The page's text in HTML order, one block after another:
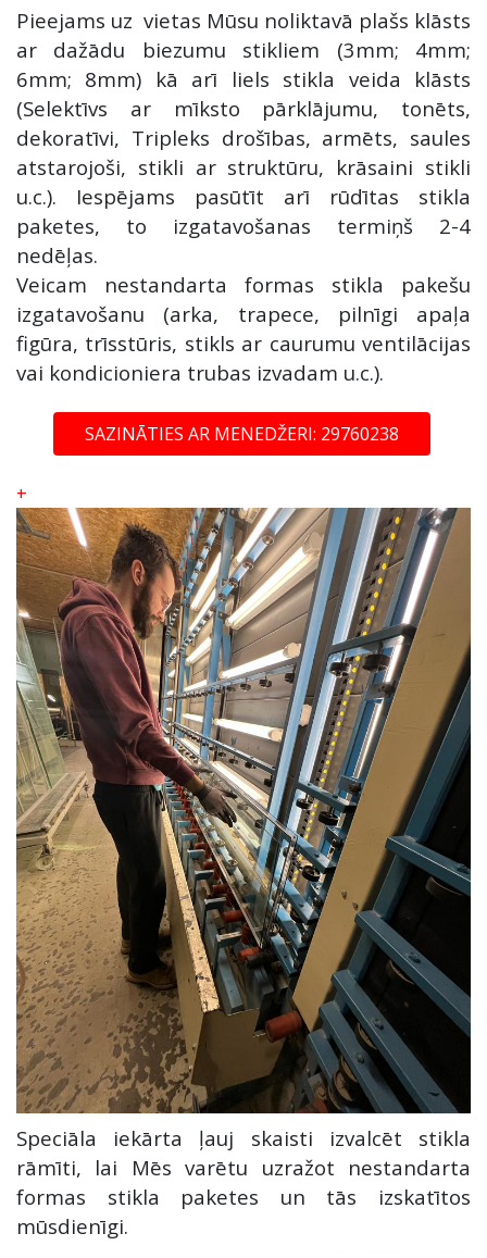
Pieejams uz vietas Mūsu noliktavā plašs klāsts
ar dažādu biezumu stikliem (3mm; 4mm;
6mm; 8mm) kā arī liels stikla veida klāsts
(Selektīvs ar mīksto pārklājumu, tonēts,
dekoratīvi, Tripleks drošības, armēts, saules
atstarojoši, stikli ar struktūru, krāsaini stikli
u.c.). Iespējams pasūtīt arī rūdītas stikla
paketes, to izgatavošanas termiņš 2-4
nedēļas.
Veicam nestandarta formas stikla pakešu
izgatavošanu (arka, trapece, pilnīgi apaļa
figūra, trīsstūris, stikls ar caurumu ventilācijas
vai kondicioniera trubas izvadam u.c.).
SAZINĀTIES AR MENEDŽERI: 29760238
+
Speciāla iekārta ļauj skaisti izvalcēt stikla
rāmīti, lai Mēs varētu uzražot nestandarta
formas stikla paketes un tās izskatītos
mūsdienīgi.